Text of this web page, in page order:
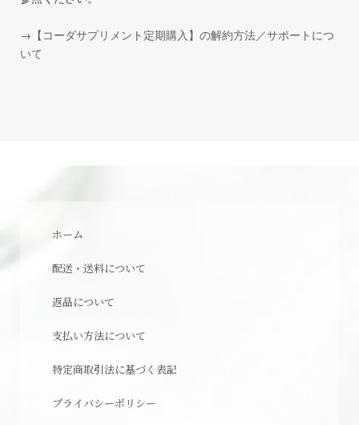
→【コーダサプリメント定期購入】の解約方法／サポートにつ
いて
ホーム
配送・送料について
返品について
支払い方法について
特定商取引法に基づく表記
プライバシーポリシー